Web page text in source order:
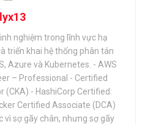
nghiệm trong lĩnh vực hạ
triển khai hệ thống phân tán
Azure và Kubernetes. - AWS
– Professional - Certified
- HashiCorp Certified:
Certified Associate (DCA)
vì sợ gãy chân, nhưng sợ gãy